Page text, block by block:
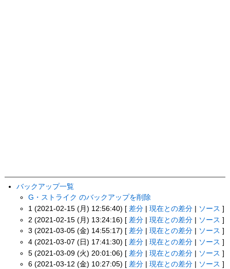
バックアップ一覧
G・ストライク のバックアップを削除
1 (2021-02-15 (月) 12:56:40) [ 差分 |現在との差分 ソース ]
2 (2021-02-15 (月) 13:24:16) [ 差分 |現在との差分 ソース ]
3 (2021-03-05 (金) 14:55:17) [ 差分 |現在との差分 ソース ]
4 (2021-03-07 (日) 17:41:30) [ 差分 |現在との差分 ソース ]
5 (2021-03-09 (火) 20:01:06) [ 差分 |現在との差分 ソース ]
6 (2021-03-12 (金) 10:27:05) [ 差分 |現在との差分 ソース ]